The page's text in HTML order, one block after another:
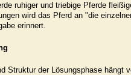
ruhiger und triebige Pferde
wird das Pferd an "die
erinnert.
Struktur der Lösungsphase hängt